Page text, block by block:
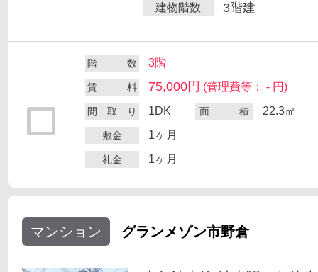
建物階数 3階建
階 数 3階
賃 料 75,000円 (管理費等： - 円)
間 取 り 1DK 面 積 22.3㎡
敷金 1ヶ月
礼金 1ヶ月
マンション グランメゾン市野倉